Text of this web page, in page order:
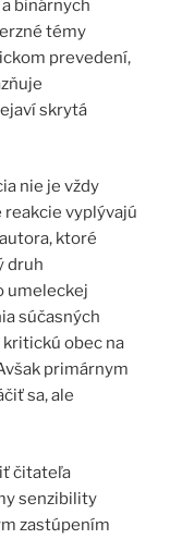
binárnych
témy
prevedení,
skrytá
nie je vždy
vyplývajú
ktoré
druh
umeleckej
súčasných
obec na
primárnym
sa, ale
čitateľa
senzibility
zastúpením